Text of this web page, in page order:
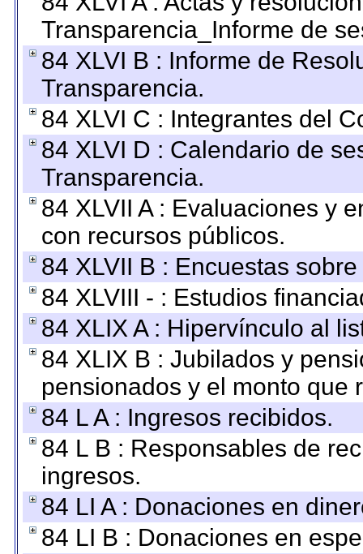
Transparencia_Informe de
84 XLVI B : Informe de
Transparencia.
84 XLVI C : Integrantes del
84 XLVI D : Calendario de
Transparencia.
84 XLVII A : Evaluaciones y
con recursos públicos.
84 XLVII B : Encuestas
84 XLVIII - : Estudios
84 XLIX A : Hipervínculo al
84 XLIX B : Jubilados y
pensionados y el monto que
84 L A : Ingresos recibidos.
84 L B : Responsables de
ingresos.
84 LI A : Donaciones en
84 LI B : Donaciones en